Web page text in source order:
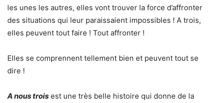
les unes les autres, elles vont trouver la force d’affronter
des situations qui leur paraissaient impossibles ! A trois,
elles peuvent tout faire ! Tout affronter !
Elles se comprennent tellement bien et peuvent tout se
dire !
A nous trois est une très belle histoire qui donne de la